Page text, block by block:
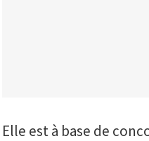
Elle est à base de